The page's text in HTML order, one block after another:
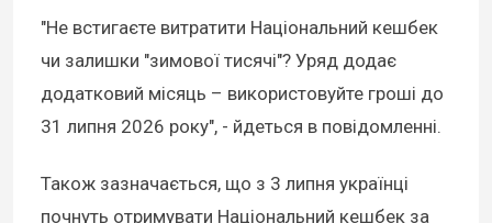
"Не встигаєте витратити Національний кешбек
чи залишки "зимової тисячі"? Уряд додає
додатковий місяць – використовуйте гроші до
31 липня 2026 року", - йдеться в повідомленні.
Також зазначається, що з 3 липня українці
почнуть отримувати Національний кешбек за